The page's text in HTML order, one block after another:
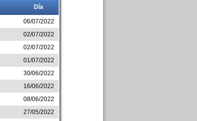
Día
06/07/2022
02/07/2022
02/07/2022
01/07/2022
30/06/2022
16/06/2022
08/06/2022
27/05/2022